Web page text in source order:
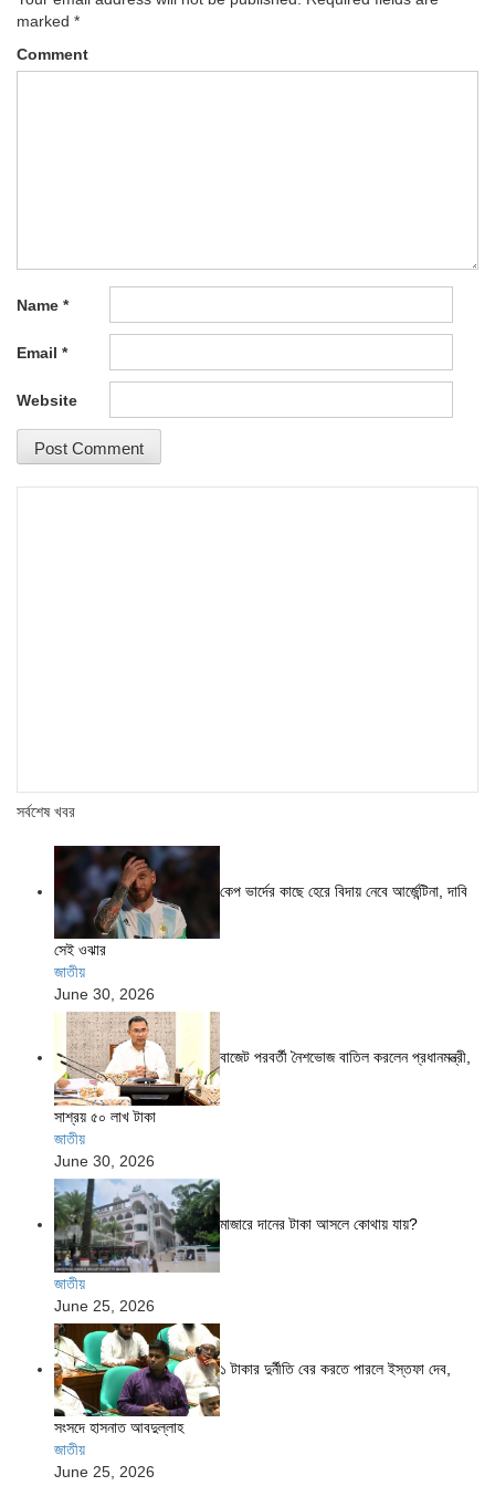
marked *
Comment
Name *
Email *
Website
সর্বশেষ খবর
কেপ ভার্দের কাছে হেরে বিদায় নেবে আর্জেন্টিনা, দাবি
সেই ওঝার
জাতীয়
June 30, 2026
বাজেট পরবর্তী নৈশভোজ বাতিল করলেন প্রধানমন্ত্রী,
সাশ্রয় ৫০ লাখ টাকা
জাতীয়
June 30, 2026
মাজারে দানের টাকা আসলে কোথায় যায়?
জাতীয়
June 25, 2026
১ টাকার দুর্নীতি বের করতে পারলে ইস্তফা দেব,
সংসদে হাসনাত আবদুল্লাহ
জাতীয়
June 25, 2026